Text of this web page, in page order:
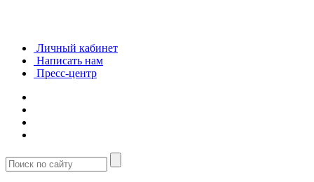
Личный кабинет
Написать нам
Пресс-центр